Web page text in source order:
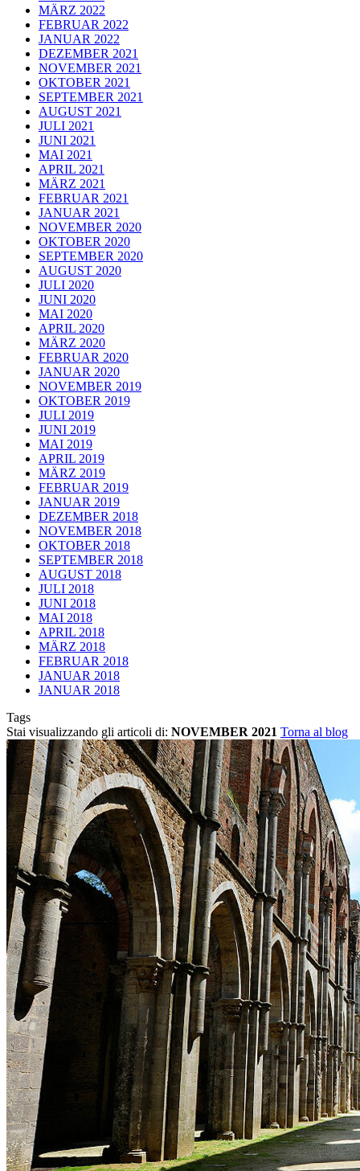
MÄRZ 2022
FEBRUAR 2022
JANUAR 2022
DEZEMBER 2021
NOVEMBER 2021
OKTOBER 2021
SEPTEMBER 2021
AUGUST 2021
JULI 2021
JUNI 2021
MAI 2021
APRIL 2021
MÄRZ 2021
FEBRUAR 2021
JANUAR 2021
NOVEMBER 2020
OKTOBER 2020
SEPTEMBER 2020
AUGUST 2020
JULI 2020
JUNI 2020
MAI 2020
APRIL 2020
MÄRZ 2020
FEBRUAR 2020
JANUAR 2020
NOVEMBER 2019
OKTOBER 2019
JULI 2019
JUNI 2019
MAI 2019
APRIL 2019
MÄRZ 2019
FEBRUAR 2019
JANUAR 2019
DEZEMBER 2018
NOVEMBER 2018
OKTOBER 2018
SEPTEMBER 2018
AUGUST 2018
JULI 2018
JUNI 2018
MAI 2018
APRIL 2018
MÄRZ 2018
FEBRUAR 2018
JANUAR 2018
JANUAR 2018
Tags
Stai visualizzando gli articoli di: NOVEMBER 2021 Torna al blog